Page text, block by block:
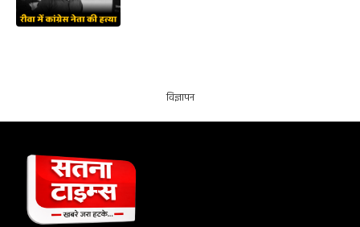
विज्ञापन